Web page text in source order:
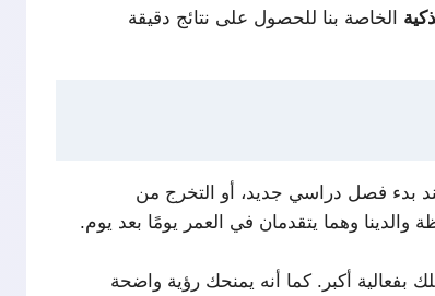
الخاصة بنا للحصول على نتائج دقيقة
عند بدء فصل دراسي جديد، أو التخرج من
والدينا وهما يتقدمان في العمر يومًا بعد يوم.
أكبر. كما أنه يمنحك رؤية واضحة